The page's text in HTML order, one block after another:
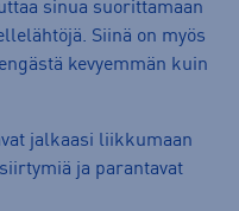
sinua suorittamaan
Siinä on myös
kevyemmän kuin
jalkaasi liikkumaan
ja parantavat